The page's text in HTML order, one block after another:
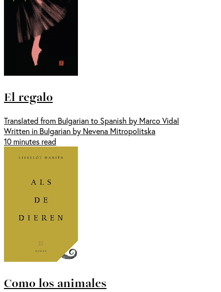
El regalo
Translated from Bulgarian to Spanish by Marco Vidal
Written in Bulgarian by Nevena Mitropolitska
10 minutes read
Como los animales